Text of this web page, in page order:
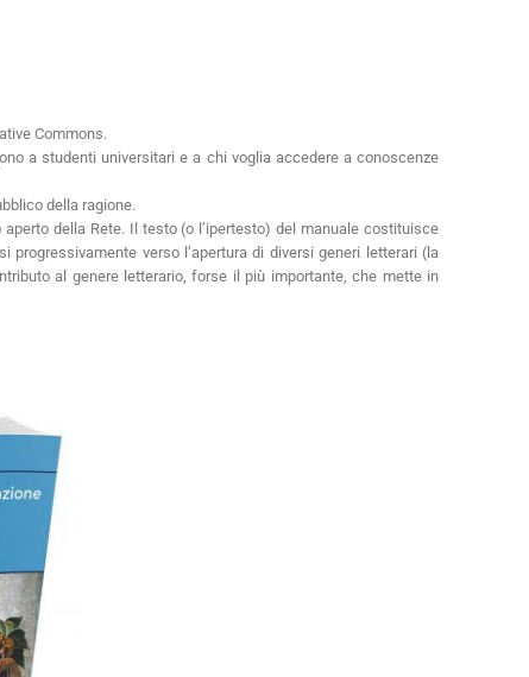
Commons.
a studenti universitari e a chi voglia accedere a conoscenze
della ragione.
della Rete. Il testo (o l’ipertesto) del manuale costituisce
verso l’apertura di diversi generi letterari (la
al genere letterario, forse il più importante, che mette in